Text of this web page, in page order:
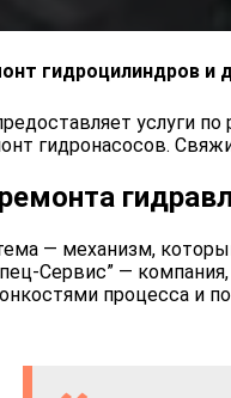
гидроцилиндров и
услуги
гидронасосов.
— механизм,
Сервис” —
процесса и